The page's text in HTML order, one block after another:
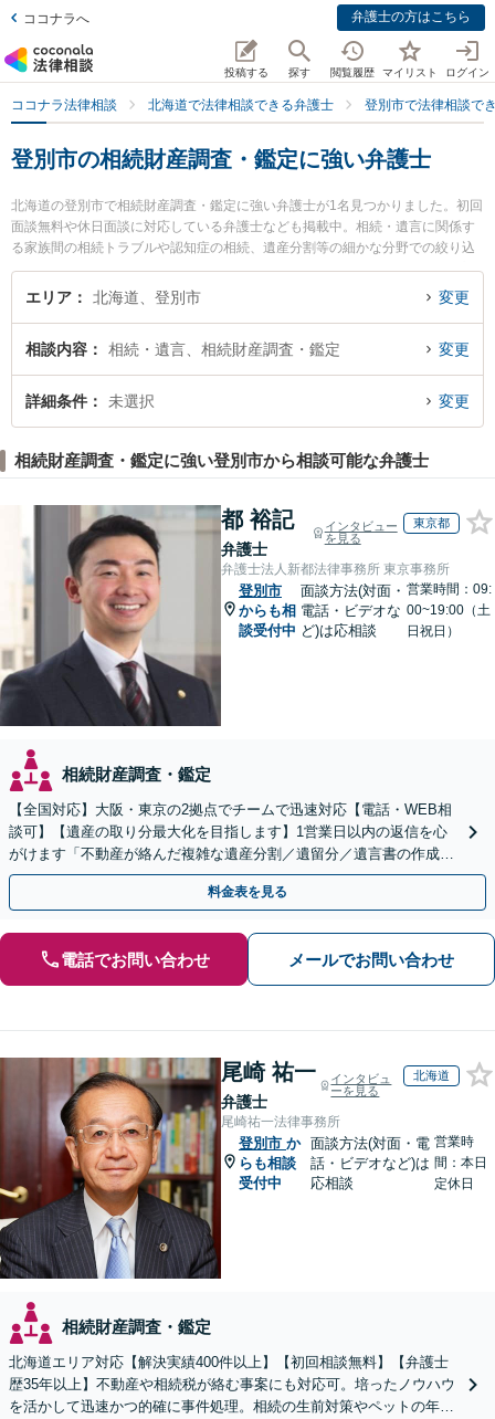
ココナラへ 弁護士の方はこちら
投稿する 探す 閲覧履歴 マイリスト ログイン
ココナラ法律相談 北海道で法律相談できる弁護士 登別市で法律相談で
登別市の相続財産調査・鑑定に強い弁護士
北海道の登別市で相続財産調査・鑑定に強い弁護士が1名見つかりました。初回
面談無料や休日面談に対応している弁護士なども掲載中。相続・遺言に関係す
る家族間の相続トラブルや認知症の相続、遺産分割等の細かな分野での絞り込
み検索もでき便利です。特にのぼりべつ法律事務所の八木橋 俊輔弁護士のプロ
フィール情報や弁護士費用、強みなどが注目されています。『登別市で土日や
たい』『初回相談無料で相続財産調査・鑑定を法律相談できる登別市内の弁護
士に相談予約したい』などでお困りの相談者さんにおすすめです。
エリア 北海道、登別市 変更
相談内容 相続・遺言、相続財産調査・鑑定 変更
詳細条件 未選択 変更
相続財産調査・鑑定に強い登別市から相談可能な弁護士
都 裕記
弁護士
インタビュー
を見る
東京都
弁護士法人新都法律事務所 東京事務所
登別市
からも相
談受付中
面談方法(対面・
電話・ビデオな
ど)は応相談
営業時間：09:
00~19:00（土
日祝日）
相続財産調査・鑑定
【全国対応】大阪・東京の2拠点でチームで迅速対応【電話・WEB相
談可】【遺産の取り分最大化を目指します】1営業日以内の返信を心
がけます「不動産が絡んだ複雑な遺産分割／遺留分／遺言書の作成・
執行／事業承継など、お任せください」【休日相談あり】
料金表を見る
電話でお問い合わせ メールでお問い合わせ
尾崎 祐一
弁護士
インタビュ
ーを見る
北海道
尾崎祐一法律事務所
登別市 か
らも相談
受付中
面談方法(対面・電
話・ビデオなど)は
応相談
営業時
間：本日
定休日
相続財産調査・鑑定
北海道エリア対応【解決実績400件以上】【初回相談無料】【弁護士
歴35年以上】不動産や相続税が絡む事案にも対応可。培ったノウハウ
を活かして迅速かつ的確に事件処理。相続の生前対策やペットの年金